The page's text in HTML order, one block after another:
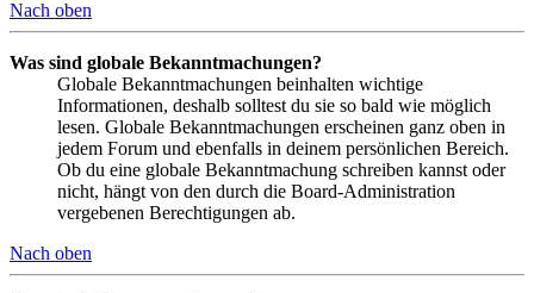
Nach oben
Was sind globale Bekanntmachungen?
Globale Bekanntmachungen beinhalten wichtige
Informationen, deshalb solltest du sie so bald wie möglich
lesen. Globale Bekanntmachungen erscheinen ganz oben in
jedem Forum und ebenfalls in deinem persönlichen Bereich.
Ob du eine globale Bekanntmachung schreiben kannst oder
nicht, hängt von den durch die Board-Administration
vergebenen Berechtigungen ab.
Nach oben